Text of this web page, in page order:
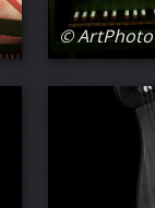
© ArtPhoto